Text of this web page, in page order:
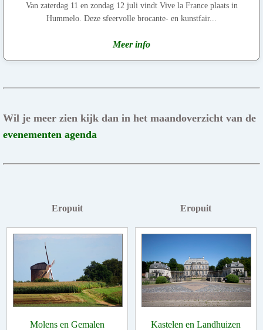
Van zaterdag 11 en zondag 12 juli vindt Vive la France plaats in
Hummelo. Deze sfeervolle brocante- en kunstfair...
Meer info
Wil je meer zien kijk dan in het maandoverzicht van de
evenementen agenda
Eropuit
Molens en Gemalen
Eropuit
Kastelen en Landhuizen